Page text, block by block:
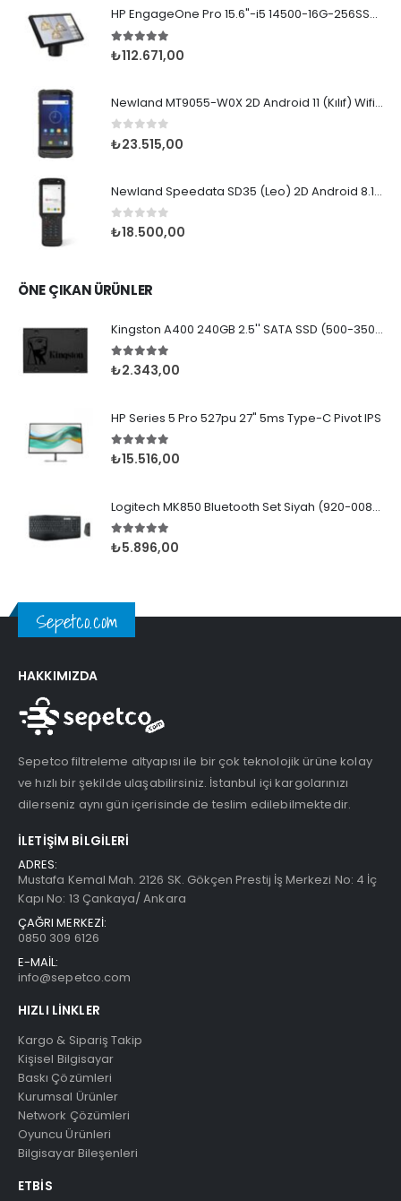
HP EngageOne Pro 15.6"-i5 14500-16G-256SSD-OST W11
5.00 5 üzerinden
₺112.671,00
Newland MT9055-W0X 2D Android 11 (Kılıf) Wifi BT
0 5 üzerinden
₺23.515,00
Newland Speedata SD35 (Leo) 2D Android 8.1 Wifi BT
0 5 üzerinden
₺18.500,00
ÖNE ÇIKAN ÜRÜNLER
Kingston A400 240GB 2.5'' SATA SSD (500-350MB/s)
5.005 üzerinden
₺2.343,00
HP Series 5 Pro 527pu 27" 5ms Type-C Pivot IPS
5.005 üzerinden
₺15.516,00
Logitech MK850 Bluetooth Set Siyah (920-008230)
5.005 üzerinden
₺5.896,00
Sepetco.com
HAKKIMIZDA
Sepetco filtreleme altyapısı ile bir çok teknolojik ürüne kolay
ve hızlı bir şekilde ulaşabilirsiniz. İstanbul içi kargolarınızı
dilerseniz aynı gün içerisinde de teslim edilebilmektedir.
İLETIŞIM BILGILERI
ADRES:
Mustafa Kemal Mah. 2126 SK. Gökçen Prestij İş Merkezi No: 4 İç
Kapı No: 13 Çankaya/ Ankara
ÇAĞRI MERKEZİ:
0850 309 6126
E-MAİL:
info@sepetco.com
HIZLI LINKLER
Kargo & Sipariş Takip
Kişisel Bilgisayar
Baskı Çözümleri
Kurumsal Ürünler
Network Çözümleri
Oyuncu Ürünleri
Bilgisayar Bileşenleri
ETBIS